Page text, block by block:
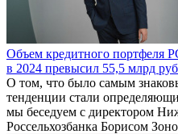
Объем кредитного портфеля
в 2024 превысил 55,5 млрд
О том, что было самым
тенденции стали
мы беседуем с директором
Россельхозбанка Борисом